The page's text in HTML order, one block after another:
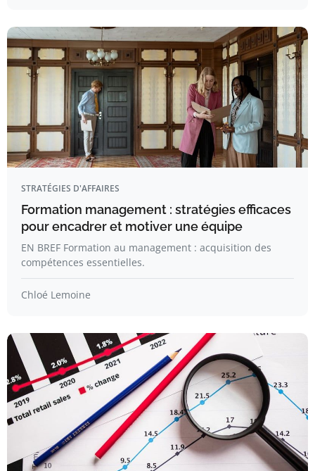
STRATÉGIES D'AFFAIRES
Formation management : stratégies efficaces
pour encadrer et motiver une équipe
EN BREF Formation au management : acquisition des
compétences essentielles.
Chloé Lemoine